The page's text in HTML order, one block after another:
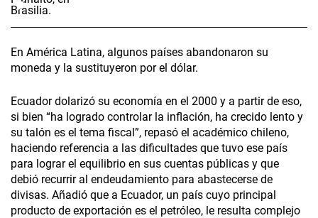
En América Latina, algunos países abandonaron su
moneda y la sustituyeron por el dólar.
Ecuador dolarizó su economía en el 2000 y a partir de eso,
si bien “ha logrado controlar la inflación, ha crecido lento y
su talón es el tema fiscal”, repasó el académico chileno,
haciendo referencia a las dificultades que tuvo ese país
para lograr el equilibrio en sus cuentas públicas y que
debió recurrir al endeudamiento para abastecerse de
divisas. Añadió que a Ecuador, un país cuyo principal
producto de exportación es el petróleo, le resulta complejo